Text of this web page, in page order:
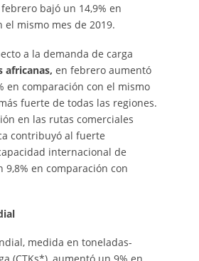
bajó un 14,9% en
el mismo mes de 2019.
a la demanda de carga
africanas, en febrero aumentó
en comparación con el mismo
fuerte de todas las regiones.
en las rutas comerciales
contribuyó al fuerte
internacional de
en comparación con
medida en toneladas-